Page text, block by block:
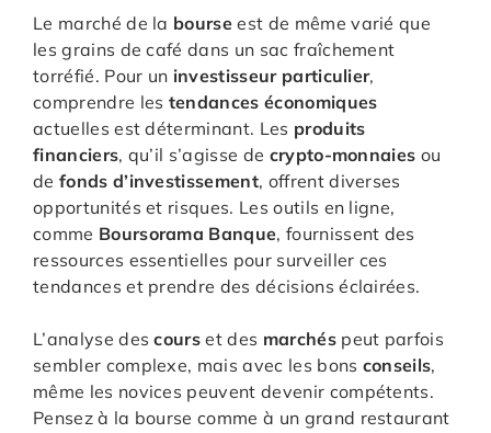
Le marché de la bourse est de même varié que
les grains de café dans un sac fraîchement
torréfié. Pour un investisseur particulier,
comprendre les tendances économiques
actuelles est déterminant. Les produits
financiers, qu’il s’agisse de crypto-monnaies ou
de fonds d’investissement, offrent diverses
opportunités et risques. Les outils en ligne,
comme Boursorama Banque, fournissent des
ressources essentielles pour surveiller ces
tendances et prendre des décisions éclairées.
L’analyse descours et des marchéspeut parfois
sembler complexe, mais avec les bons conseils,
même les novices peuvent devenir compétents.
Pensez à la bourse comme à un grand restaurant